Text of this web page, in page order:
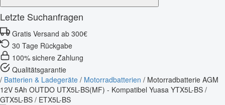
Letzte Suchanfragen
Gratis Versand ab 300€
30 Tage Rückgabe
100% sichere Zahlung
Qualitätsgarantie
/ Batterien & Ladegeräte / Motorradbatterien / Motorradbatterie AGM
12V 5Ah OUTDO UTX5L-BS(MF) - Kompatibel Yuasa YTX5L-BS /
GTX5L-BS / ETX5L-BS